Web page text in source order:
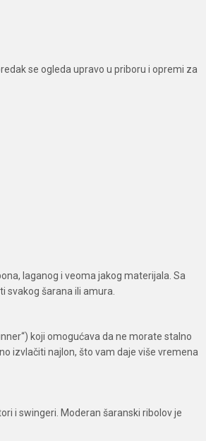
se ogleda upravo u priboru i opremi za
laganog i veoma jakog materijala. Sa
svakog šarana ili amura.
koji omogućava da ne morate stalno
izvlačiti najlon, što vam daje više vremena
i swingeri. Moderan šaranski ribolov je